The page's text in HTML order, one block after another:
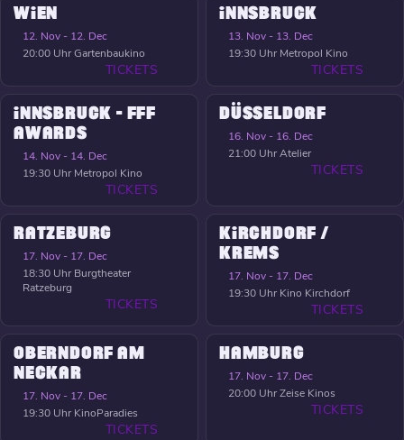
WIEN
12. Nov - 12. Dec
20:00 UhrGartenbaukino
TICKETS
INNSBRUCK
13. Nov - 13. Dec
19:30 Uhr Metropol Kino
TICKETS
INNSBRUCK - FFF
AWARDS
14. Nov - 14. Dec
19:30 Uhr Metropol Kino
TICKETS
DÜSSELDORF
16. Nov - 16. Dec
21:00 UhrAtelier
TICKETS
RATZEBURG
17. Nov - 17. Dec
18:30 Uhr Burgtheater
Ratzeburg
TICKETS
KIRCHDORF /
KREMS
17. Nov - 17. Dec
19:30 Uhr Kino Kirchdorf
TICKETS
OBERNDORF AM
NECKAR
17. Nov - 17. Dec
19:30 Uhr KinoParadies
TICKETS
HAMBURG
17. Nov - 17. Dec
20:00 UhrZeise Kinos
TICKETS